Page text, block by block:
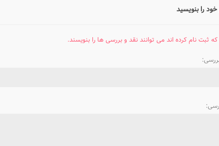
را بنویسید
که ثبت نام کرده اند می توانند نقد و بررسی ها را بنویسند.